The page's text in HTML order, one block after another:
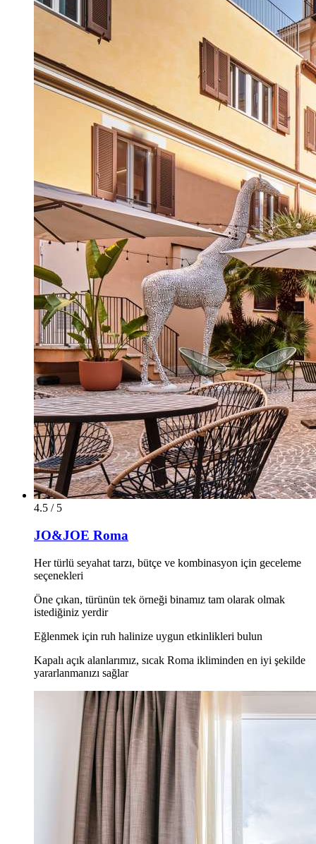
4.5 / 5
JO&JOE Roma
Her türlü seyahat tarzı, bütçe ve kombinasyon için geceleme
seçenekleri
Öne çıkan, türünün tek örneği binamız tam olarak olmak
istediğiniz yerdir
Eğlenmek için ruh halinize uygun etkinlikleri bulun
Kapalı açık alanlarımız, sıcak Roma ikliminden en iyi şekilde
yararlanmanızı sağlar